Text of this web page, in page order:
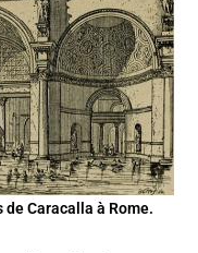
Caracalla à Rome.